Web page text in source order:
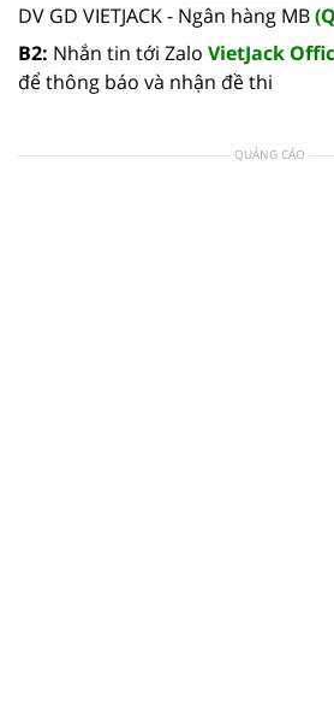
DV GD VIETJACK - Ngân hàng MB
B2: Nhắn tin tới Zalo VietJack
để thông báo và nhận đề thi
QUẢNG CÁO